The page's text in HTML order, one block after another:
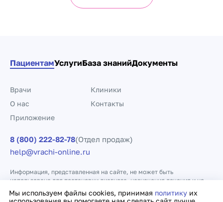
Мы используем файлы cookies, принимая политику их
ПациентамУслугиБаза знанийДокументы
Врачи
Клиники
О нас
Контакты
Приложение
8 (800) 222-82-78(Отдел продаж)
help@vrachi-online.ru
Информация, представленная на сайте, не может быть
использована для постановки диагноза, назначения лечения и не
заменяет прием врача.